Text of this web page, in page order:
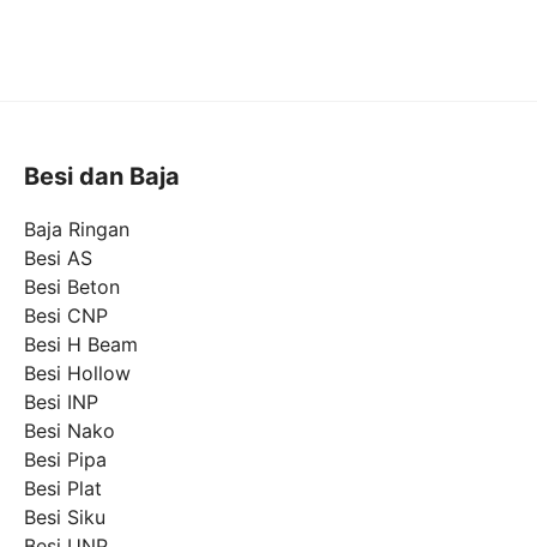
Besi dan Baja
Baja Ringan
Besi AS
Besi Beton
Besi CNP
Besi H Beam
Besi Hollow
Besi INP
Besi Nako
Besi Pipa
Besi Plat
Besi Siku